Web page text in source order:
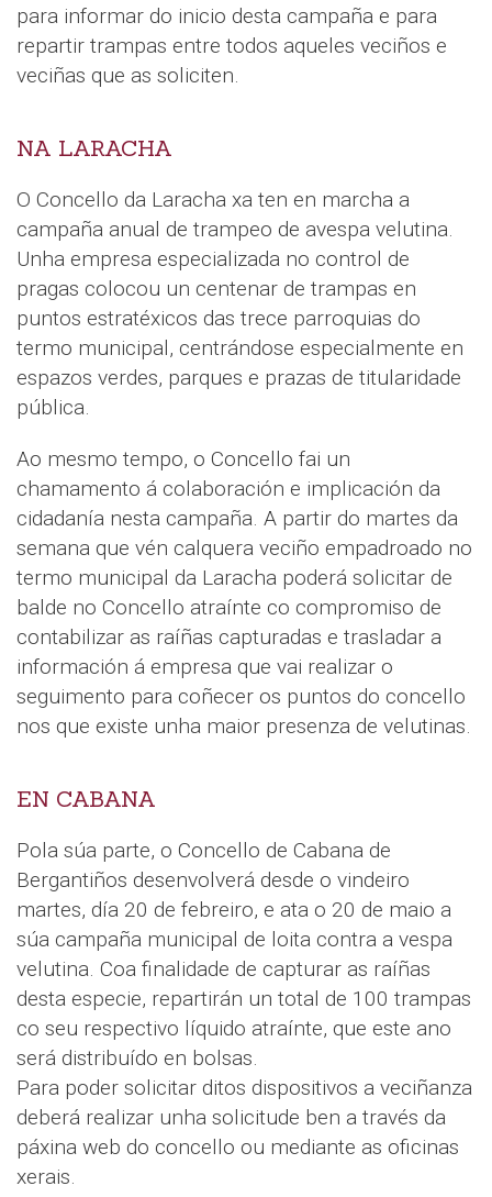
para informar do inicio desta campaña e para
repartir trampas entre todos aqueles veciños e
veciñas que as soliciten.
NA LARACHA
O Concello da Laracha xa ten en marcha a
campaña anual de trampeo de avespa velutina.
Unha empresa especializada no control de
pragas colocou un centenar de trampas en
puntos estratéxicos das trece parroquias do
termo municipal, centrándose especialmente en
espazos verdes, parques e prazas de titularidade
pública.
Ao mesmo tempo, o Concello fai un
chamamento á colaboración e implicación da
cidadanía nesta campaña. A partir do martes da
semana que vén calquera veciño empadroado no
termo municipal da Laracha poderá solicitar de
balde no Concello atraínte co compromiso de
contabilizar as raíñas capturadas e trasladar a
información á empresa que vai realizar o
seguimento para coñecer os puntos do concello
nos que existe unha maior presenza de velutinas.
EN CABANA
Pola súa parte, o Concello de Cabana de
Bergantiños desenvolverá desde o vindeiro
martes, día 20 de febreiro, e ata o 20 de maio a
súa campaña municipal de loita contra a vespa
velutina. Coa finalidade de capturar as raíñas
desta especie, repartirán un total de 100 trampas
co seu respectivo líquido atraínte, que este ano
será distribuído en bolsas.
Para poder solicitar ditos dispositivos a veciñanza
deberá realizar unha solicitude ben a través da
páxina web do concello ou mediante as oficinas
xerais.